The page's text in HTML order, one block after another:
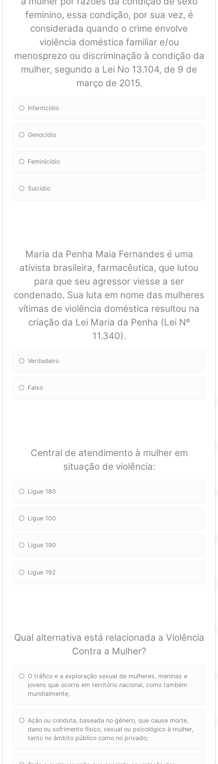
feminino, essa condição, por sua vez, é
considerada quando o crime envolve
violência doméstica familiar e/ou
menosprezo ou discriminação à condição da
mulher, segundo a Lei No 13.104, de 9 de
março de 2015.
Infanticídio
Genocídio
Feminicídio
Suicídio
Maria da Penha Maia Fernandes é uma
ativista brasileira, farmacêutica, que lutou
para que seu agressor viesse a ser
condenado. Sua luta em nome das mulheres
vítimas de violência doméstica resultou na
criação da Lei Maria da Penha (Lei Nº
11.340).
Verdadeiro
Falso
Central de atendimento à mulher em
situação de violência:
Ligue 180
Ligue 100
Ligue 190
Ligue 192
Qual alternativa está relacionada a Violência
Contra a Mulher?
O tráfico e a exploração sexual de mulheres, meninas e
jovens que ocorre em território nacional, como também
mundialmente;
Ação ou conduta, baseada no gênero, que cause morte,
dano ou sofrimento físico, sexual ou psicológico à mulher,
tanto no âmbito público como no privado;